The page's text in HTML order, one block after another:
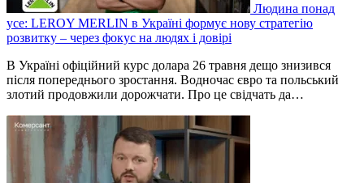
Людина понад
усе: LEROY MERLIN в Україні формує нову стратегію
розвитку – через фокус на людях і довірі
В Україні офіційний курс долара 26 травня дещо знизився
після попереднього зростання. Водночас євро та польський
злотий продовжили дорожчати. Про це свідчать да…